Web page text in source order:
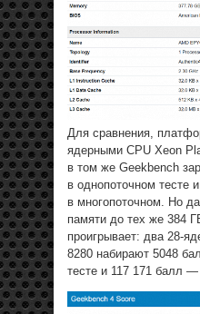
Для сравнения,
ядерными CPU Xeon
в том же Geekbench
в однопоточном тесте
в многопоточном. Но
памяти до тех же 384
проигрывает: два 28-
8280 набирают 5048
тесте и 117 171 балл —